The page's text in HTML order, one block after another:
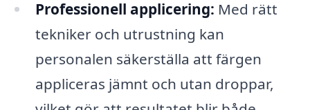
Professionell applicering: Med rätt
tekniker och utrustning kan
personalen säkerställa att färgen
appliceras jämnt och utan droppar,